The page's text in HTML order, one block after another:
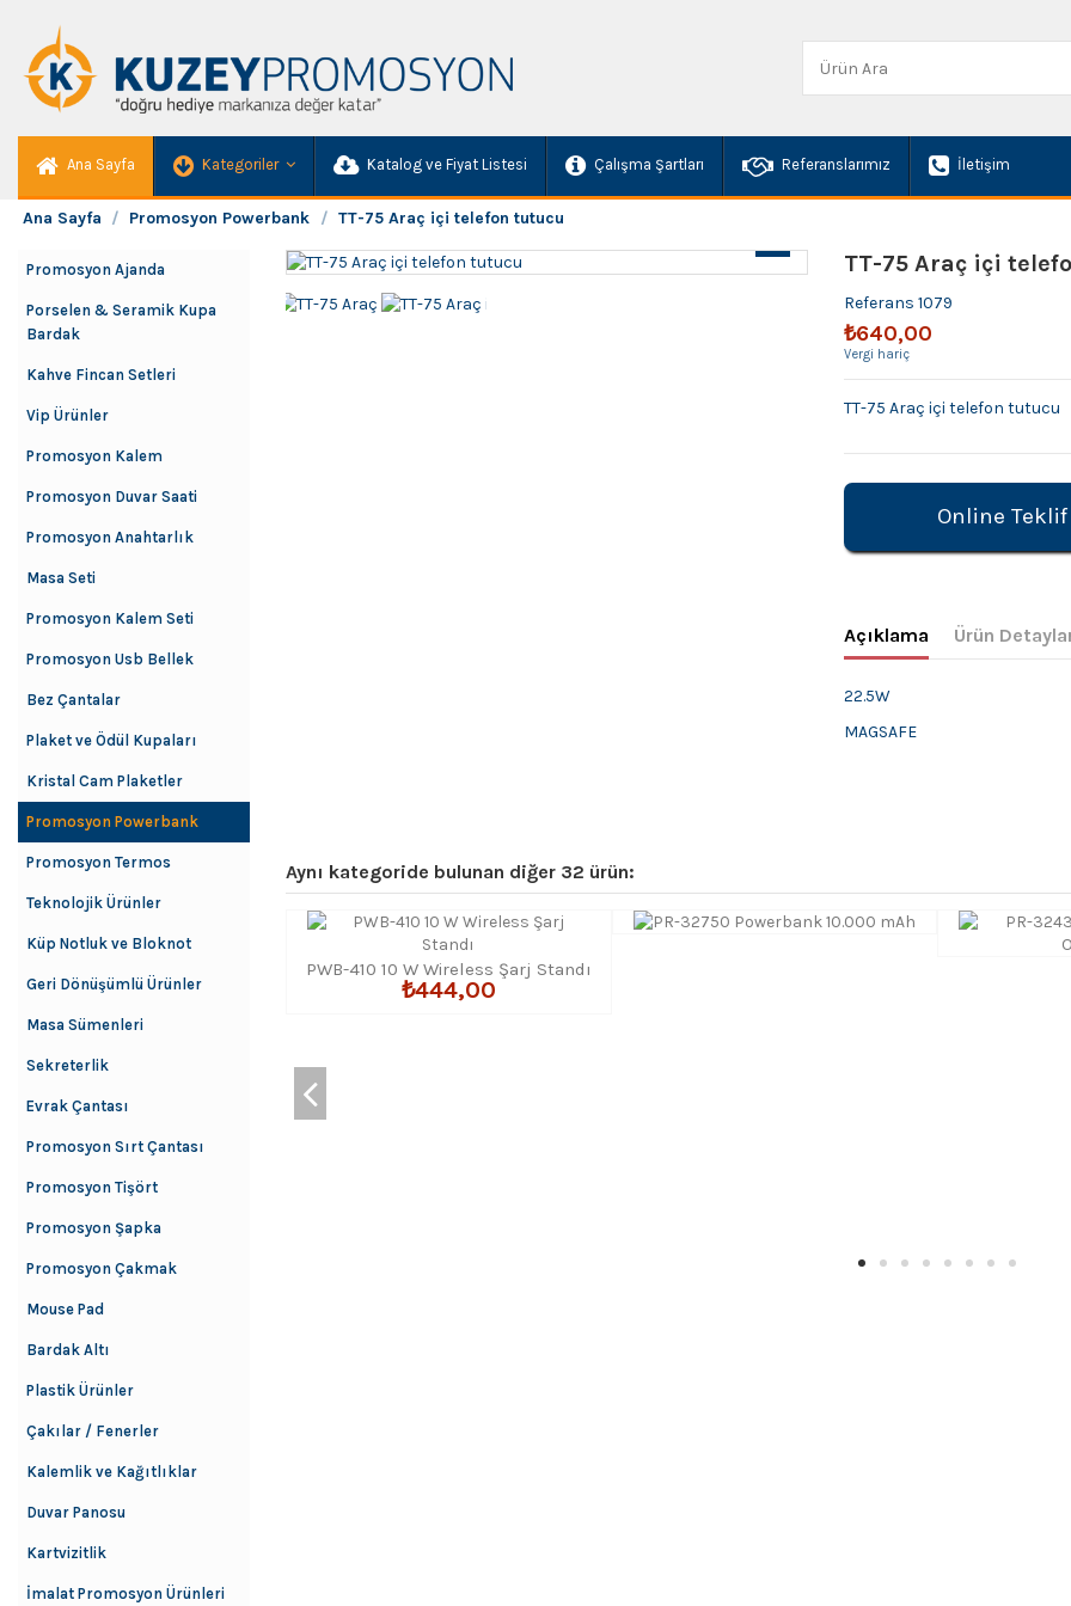
Ana Sayfa Kategoriler Katalog ve Fiyat Listesi Çalışma Şartları Referanslarımız İletişim
Ana Sayfa Promosyon Powerbank TT-75 Araç içi telefon tutucu
TT-75 Araç içi
Referans 1079
₺640,00
Vergi hariç
TT-75 Araç içi telefon tutucu
Online Teklif
Açıklama Ürün
22.5W
MAGSAFE
Aynı kategoride bulunan diğer 32 ürün:
PWB-410 10 W Wireless Şarj Standı
₺444,00
Promosyon Ajanda
Porselen & Seramik Kupa
Bardak
Kahve Fincan Setleri
Vip Ürünler
Promosyon Kalem
Promosyon Duvar Saati
Promosyon Anahtarlık
Masa Seti
Promosyon Kalem Seti
Promosyon Usb Bellek
Bez Çantalar
Plaket ve Ödül Kupaları
Kristal Cam Plaketler
Promosyon Powerbank
Promosyon Termos
Teknolojik Ürünler
Küp Notluk ve Bloknot
Geri Dönüşümlü Ürünler
Masa Sümenleri
Sekreterlik
Evrak Çantası
Promosyon Sırt Çantası
Promosyon Tişört
Promosyon Şapka
Promosyon Çakmak
Mouse Pad
Bardak Altı
Plastik Ürünler
Çakılar / Fenerler
Kalemlik ve Kağıtlıklar
Duvar Panosu
Kartvizitlik
İmalat Promosyon Ürünleri